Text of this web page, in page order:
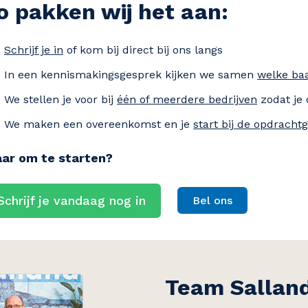
pakken wij het aan:
Schrijf je in of kom bij direct bij ons langs
In een kennismakingsgesprek kijken we samenwelke
We stellen je voor bijéén of meerdere bedrijven zodat je
We maken een overeenkomst en jestart bij de
om te starten?
je vandaag nog in Bel ons
Team